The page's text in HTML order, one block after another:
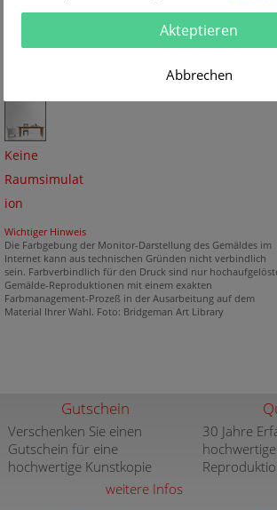
Keine
Raumsimulat
ion
Wichtiger Hinweis
Die Farbgebung der Monitor-Darstellung des Gemäldes im
Internet kann aus technischen Gründen nicht verbindlich
sein. Farbverbindlich für den Druck sind nur
Gemälde-Reproduktionen mit einem exakten
Farbmanagement-Prozeß in der Ausarbeitung auf dem
Material Ihrer Wahl. Foto: Bridgeman Art Library
Gutschein
Verschenken Sie einen
Gutschein für eine
hochwertige Kunstkopie
weitere Infos
30 Jahre
Akteptieren
Abbrechen